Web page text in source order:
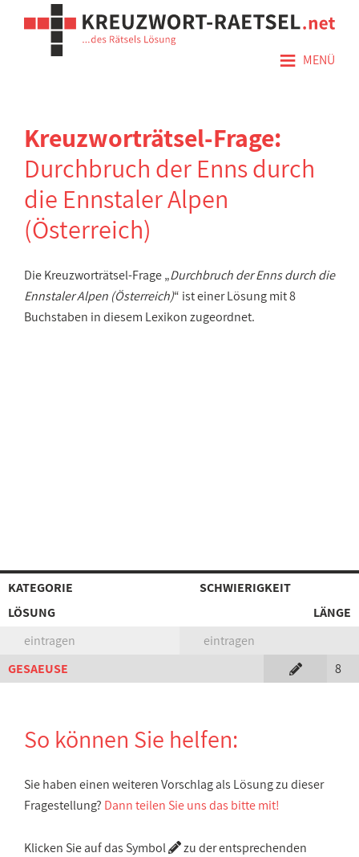
≡ MENÜ
Kreuzworträtsel-Frage:
Durchbruch der Enns durch
die Ennstaler Alpen
(Österreich)
Die Kreuzworträtsel-Frage „Durchbruch der Enns durch die
Ennstaler Alpen (Österreich)“ ist einer Lösung mit 8
Buchstaben in diesem Lexikon zugeordnet.
KATEGORIE
SCHWIERIGKEIT
LÖSUNG
LÄNGE
eintragen
eintragen
GESAEUSE
8
So können Sie helfen:
Sie haben einen weiteren Vorschlag als Lösung zu dieser
Fragestellung? Dann teilen Sie uns das bitte mit!
Klicken Sie auf das Symbol
zu der entsprechenden